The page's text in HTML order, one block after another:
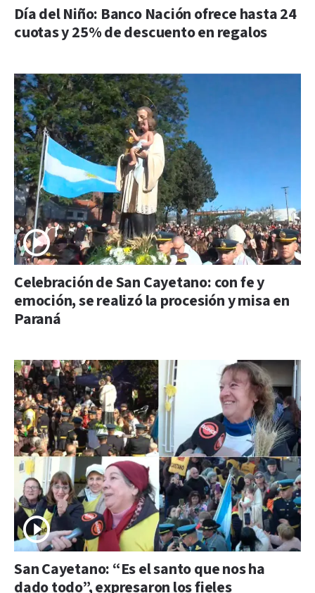
Día del Niño: Banco Nación ofrece hasta 24
cuotas y 25% de descuento en regalos
Celebración de San Cayetano: con fe y
emoción, se realizó la procesión y misa en
Paraná
San Cayetano: “Es el santo que nos ha
dado todo”, expresaron los fieles